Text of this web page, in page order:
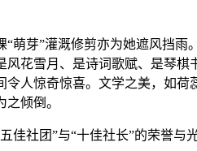
芽”灌溉修剪亦为她遮风挡
花雪月、是诗词歌赋、是琴
人惊奇惊喜。文学之美，如
倾倒。
社团”与“十佳社长”的荣誉